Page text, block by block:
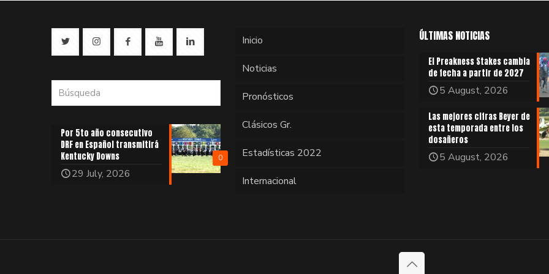
0
Por 5to año consecutivo
DRF en Español transmitirá
Kentucky Downs
29 July, 2026
Inicio
Noticias
Pronósticos
Clásicos Gr.
Estadísticas 2022
Internacional
ÚLTIMAS NOTICIAS
El Preakness Stakes cambia
de fecha a partir de 2027
5 August, 2026
Las mejores cifras Beyer de
esta temporada entre los
dosañeros
5 August, 2026